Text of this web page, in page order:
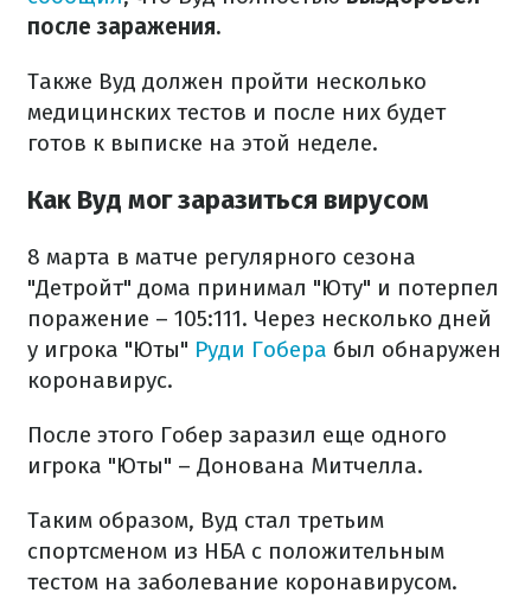
после заражения.
Также Вуд должен пройти несколько
медицинских тестов и после них будет
готов к выписке на этой неделе.
Как Вуд мог заразиться вирусом
8 марта в матче регулярного сезона
"Детройт" дома принимал "Юту" и потерпел
поражение – 105:111. Через несколько дней
у игрока "Юты" Руди Гобера был обнаружен
коронавирус.
После этого Гобер заразил еще одного
игрока "Юты" – Донована Митчелла.
Таким образом, Вуд стал третьим
спортсменом из НБА с положительным
тестом на заболевание коронавирусом.